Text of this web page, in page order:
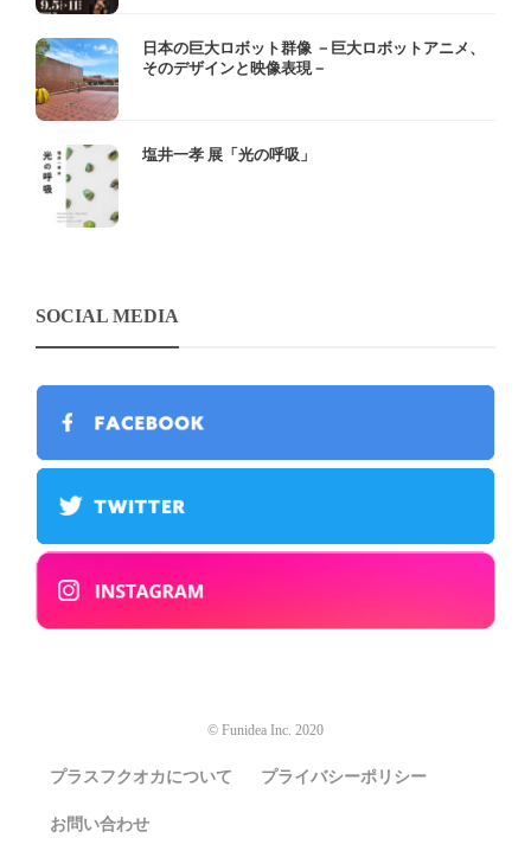
日本の巨大ロボット群像 －巨大ロボットアニメ、
そのデザインと映像表現－
塩井一孝 展「光の呼吸」
SOCIAL MEDIA
© Funidea Inc. 2020
プラスフクオカについて プライバシーポリシー
お問い合わせ